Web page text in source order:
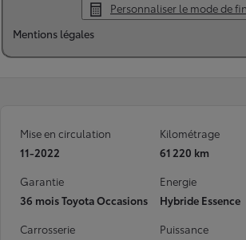
Personnaliser le mode de
Mentions légales
Mise en circulation
11-2022
Kilométrage
61 220 km
Garantie
36 mois Toyota Occasions
Energie
Hybride Essence
Carrosserie
Puissance